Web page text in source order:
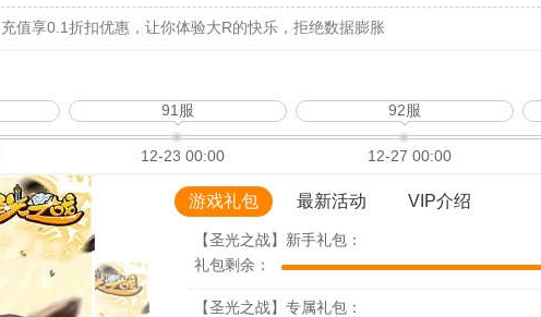
充值享0.1折扣优惠，让你体验大R的快乐，拒绝数据膨胀
91服
12-23 00:00
92服
12-27 00:00
游戏礼包 最新活动 VIP介绍
【圣光之战】新手礼包：
礼包剩余：
【圣光之战】专属礼包：